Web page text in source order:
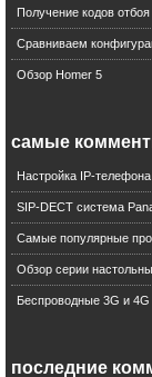
SIP телефон
H.264
Unity
Webex
UC News
SPA8800
Google Voice
Digium
Borderless
R Factor
Oneaccess
Получение кодов
Сравниваем
Обзор Homer 5
самые
Настройка IP-
SIP-DECT система
Самые популярные
Обзор серии
Беспроводные 3G и 4G
последние